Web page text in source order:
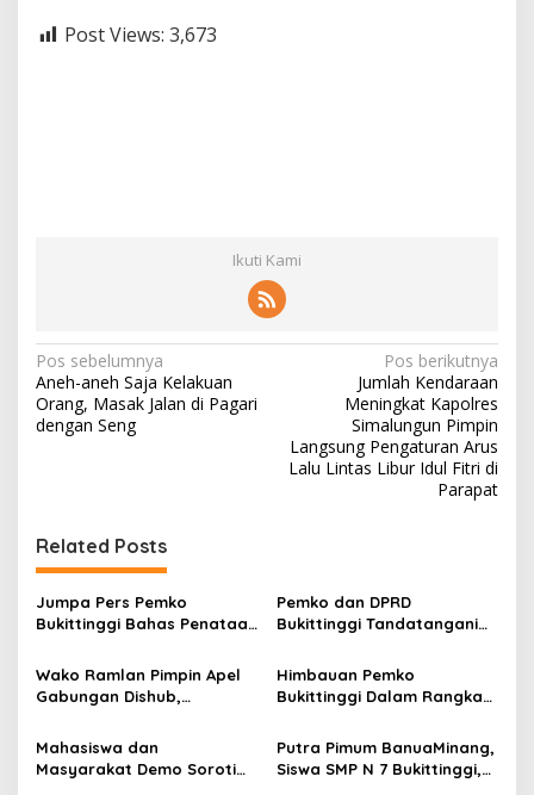
Post Views: 3,673
Ikuti Kami
N
a
v
a
s
i
p
o
s
Pos sebelumnya
Aneh-aneh Saja Kelakuan
Orang, Masak Jalan di Pagari
dengan Seng
Pos berikutnya
Jumlah Kendaraan
Meningkat Kapolres
Simalungun Pimpin
Langsung Pengaturan Arus
Lalu Lintas Libur Idul Fitri di
Parapat
Related Posts
Jumpa Pers Pemko
Bukittinggi Bahas Penataan
Kampus UFDK
Pemko dan DPRD
Bukittinggi Tandatangani
Perubahan KUA-PPAS APBD
2026
Wako Ramlan Pimpin Apel
Gabungan Dishub,
Persiapan Angkutan Gratis
Pelajar
Himbauan Pemko
Bukittinggi Dalam Rangka
Tahun ke-81 Kemerdekaan
Republik Indonesia
Mahasiswa dan
Masyarakat Demo Soroti
Putra Pimum BanuaMinang,
Siswa SMP N 7 Bukittinggi,